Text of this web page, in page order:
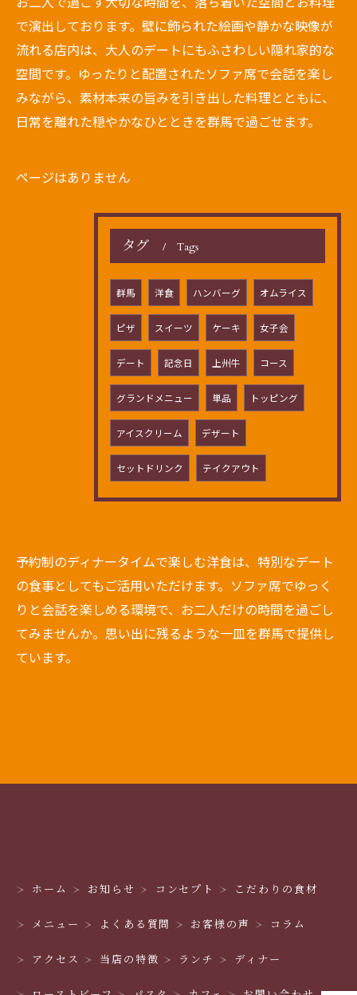
で演出しております。壁に飾られた絵画や静かな映像が
流れる店内は、大人のデートにもふさわしい隠れ家的な
空間です。ゆったりと配置されたソファ席で会話を楽し
みながら、素材本来の旨みを引き出した料理とともに、
日常を離れた穏やかなひとときを群馬で過ごせます。
ページはありません
タグ Tags
群馬 洋食 ハンバーグ オムライス
ピザ スイーツ ケーキ 女子会
デート 記念日 上州牛 コース
グランドメニュー 単品 トッピング
アイスクリーム デザート
セットドリンク テイクアウト
予約制のディナータイムで楽しむ洋食は、特別なデート
の食事としてもご活用いただけます。ソファ席でゆっく
りと会話を楽しめる環境で、お二人だけの時間を過ごし
てみませんか。思い出に残るような一皿を群馬で提供し
ています。
ホーム お知らせ コンセプト こだわりの食材
メニュー よくある質問 お客様の声 コラム
アクセス 当店の特徴 ランチ ディナー